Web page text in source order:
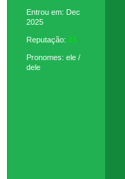
Entrou em: Dec
2025
Reputação: 23
Pronomes: ele /
dele